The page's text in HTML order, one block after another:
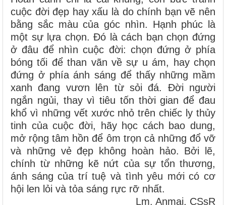
cuộc đời đẹp hay xấu là do chính bạn vẽ nên
bằng sắc màu của góc nhìn. Hạnh phúc là
một sự lựa chọn. Đó là cách bạn chọn đứng
ở đâu để nhìn cuộc đời: chọn đứng ở phía
bóng tối để than vãn về sự u ám, hay chọn
đứng ở phía ánh sáng để thấy những mầm
xanh đang vươn lên từ sỏi đá. Đời người
ngắn ngủi, thay vì tiêu tốn thời gian để đau
khổ vì những vết xước nhỏ trên chiếc ly thủy
tinh của cuộc đời, hãy học cách bao dung,
mở rộng tâm hồn để ôm trọn cả những đổ vỡ
và những vẻ đẹp không hoàn hảo. Bởi lẽ,
chính từ những kẽ nứt của sự tổn thương,
ánh sáng của trí tuệ và tình yêu mới có cơ
hội len lỏi và tỏa sáng rực rỡ nhất.
Lm. Anmai, CSsR